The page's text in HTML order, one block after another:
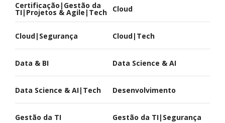
Certificação|Gestão da
TI|Projetos & Agile|Tech Cloud
Cloud|Segurança Cloud|Tech
Data & BI Data Science & AI
Data Science & AI|Tech Desenvolvimento
Gestão da TI Gestão da TI|Segurança